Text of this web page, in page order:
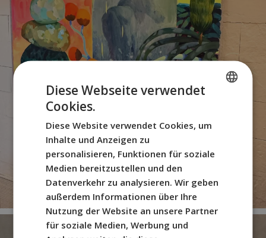
ENGLISH
GERMAN
Diese Webseite verwendet
Cookies.
Diese Website verwendet Cookies, um
Inhalte und Anzeigen zu
personalisieren, Funktionen für soziale
Medien bereitzustellen und den
Datenverkehr zu analysieren. Wir geben
außerdem Informationen über Ihre
Nutzung der Website an unsere Partner
für soziale Medien, Werbung und